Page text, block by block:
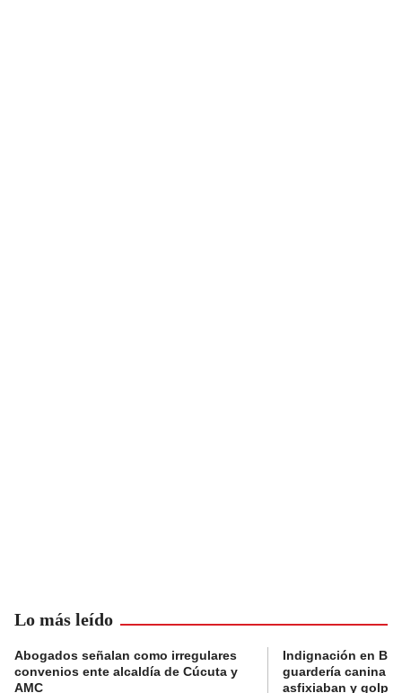
Lo más leído
Abogados señalan como irregulares
convenios ente alcaldía de Cúcuta y
AMC
Indignación en
guardería canina
asfixiaban y